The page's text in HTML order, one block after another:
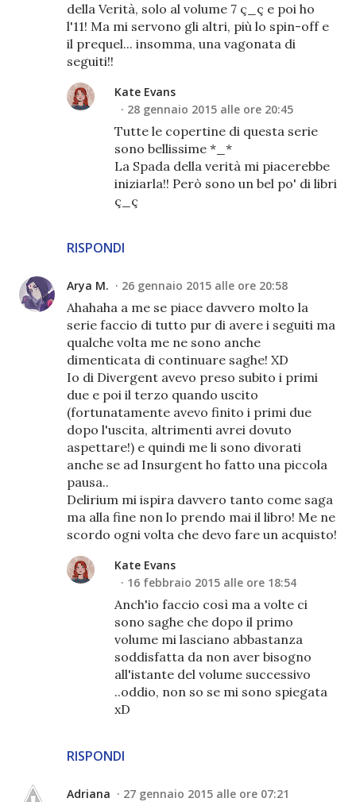
della Verità, solo al volume 7 ç_ç e poi ho
l'11! Ma mi servono gli altri, più lo spin-off e
il prequel... insomma, una vagonata di
seguiti!!
RISPONDI
Kate Evans
28 gennaio 2015 alle ore 20:45
Tutte le copertine di questa serie
sono bellissime *_*
La Spada della verità mi piacerebbe
iniziarla!! Però sono un bel po' di libri
ç_ç
Arya M. 26 gennaio 2015 alle ore 20:58
Ahahaha a me se piace davvero molto la
serie faccio di tutto pur di avere i seguiti ma
qualche volta me ne sono anche
dimenticata di continuare saghe! XD
Io di Divergent avevo preso subito i primi
due e poi il terzo quando uscito
(fortunatamente avevo finito i primi due
dopo l'uscita, altrimenti avrei dovuto
aspettare!) e quindi me li sono divorati
anche se ad Insurgent ho fatto una piccola
pausa..
Delirium mi ispira davvero tanto come saga
ma alla fine non lo prendo mai il libro! Me ne
scordo ogni volta che devo fare un acquisto!
RISPONDI
Kate Evans
16 febbraio 2015 alle ore 18:54
Anch'io faccio così ma a volte ci
sono saghe che dopo il primo
volume mi lasciano abbastanza
soddisfatta da non aver bisogno
all'istante del volume successivo
..oddio, non so se mi sono spiegata
xD
Adriana 27 gennaio 2015 alle ore 07:21